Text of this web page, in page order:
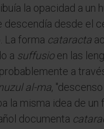
la opacidad a un
descendía desde el
La forma cataracta
a suffusioen las
a
al-ma,
la misma idea de un
documenta